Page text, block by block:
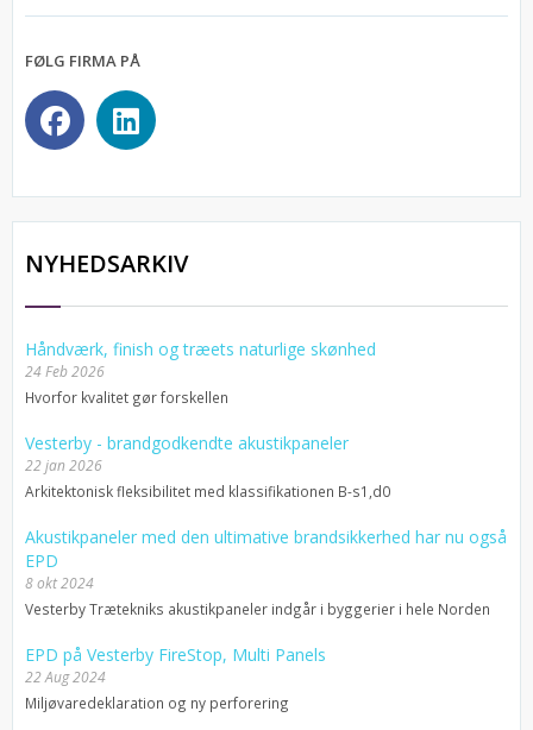
FØLG FIRMA PÅ
NYHEDSARKIV
Håndværk, finish og træets naturlige skønhed
24 Feb 2026
Hvorfor kvalitet gør forskellen
Vesterby - brandgodkendte akustikpaneler
22 jan 2026
Arkitektonisk fleksibilitet med klassifikationen B-s1,d0
Akustikpaneler med den ultimative brandsikkerhed har nu også
EPD
8 okt 2024
Vesterby Trætekniks akustikpaneler indgår i byggerier i hele Norden
EPD på Vesterby FireStop, Multi Panels
22 Aug 2024
Miljøvaredeklaration og ny perforering